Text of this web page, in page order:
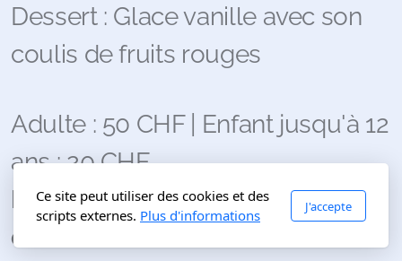
Dessert : Glace vanille avec son
coulis de fruits rouges
Adulte : 50 CHF | Enfant jusqu'à 12
ans : 20 CHF
Paiement possible par carte de
crédit/débit et Twint
Ce site peut utiliser des cookies et des
scripts externes. Plus d'informations
J'accepte